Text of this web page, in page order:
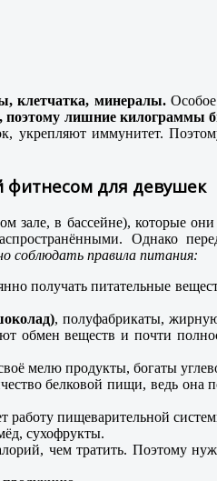
клетчатка, минералы.Особое
лишние килограммы
укрепляют иммунитет.
фитнесом для девушек
в бассейне), которые
Однако
соблюдать правила питания:
получать питательные
, полуфабрикаты,
обмен веществ и почти
мелю продукты, богаты
белковой пищи, ведь
работу пищеварительной
сухофрукты.
чем тратить. Поэтому